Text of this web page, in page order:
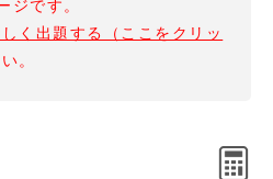
ジです。
く出題する（ここをクリッ
。